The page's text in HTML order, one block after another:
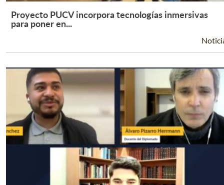
Leer Más +
Proyecto PUCV incorpora tecnologías inmersivas
para poner en...